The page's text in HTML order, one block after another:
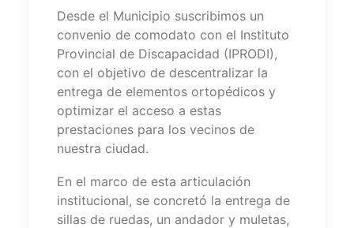
Desde el Municipio suscribimos un
convenio de comodato con el Instituto
Provincial de Discapacidad (IPRODI),
con el objetivo de descentralizar la
entrega de elementos ortopédicos y
optimizar el acceso a estas
prestaciones para los vecinos de
nuestra ciudad.
En el marco de esta articulación
institucional, se concretó la entrega de
sillas de ruedas, un andador y muletas,